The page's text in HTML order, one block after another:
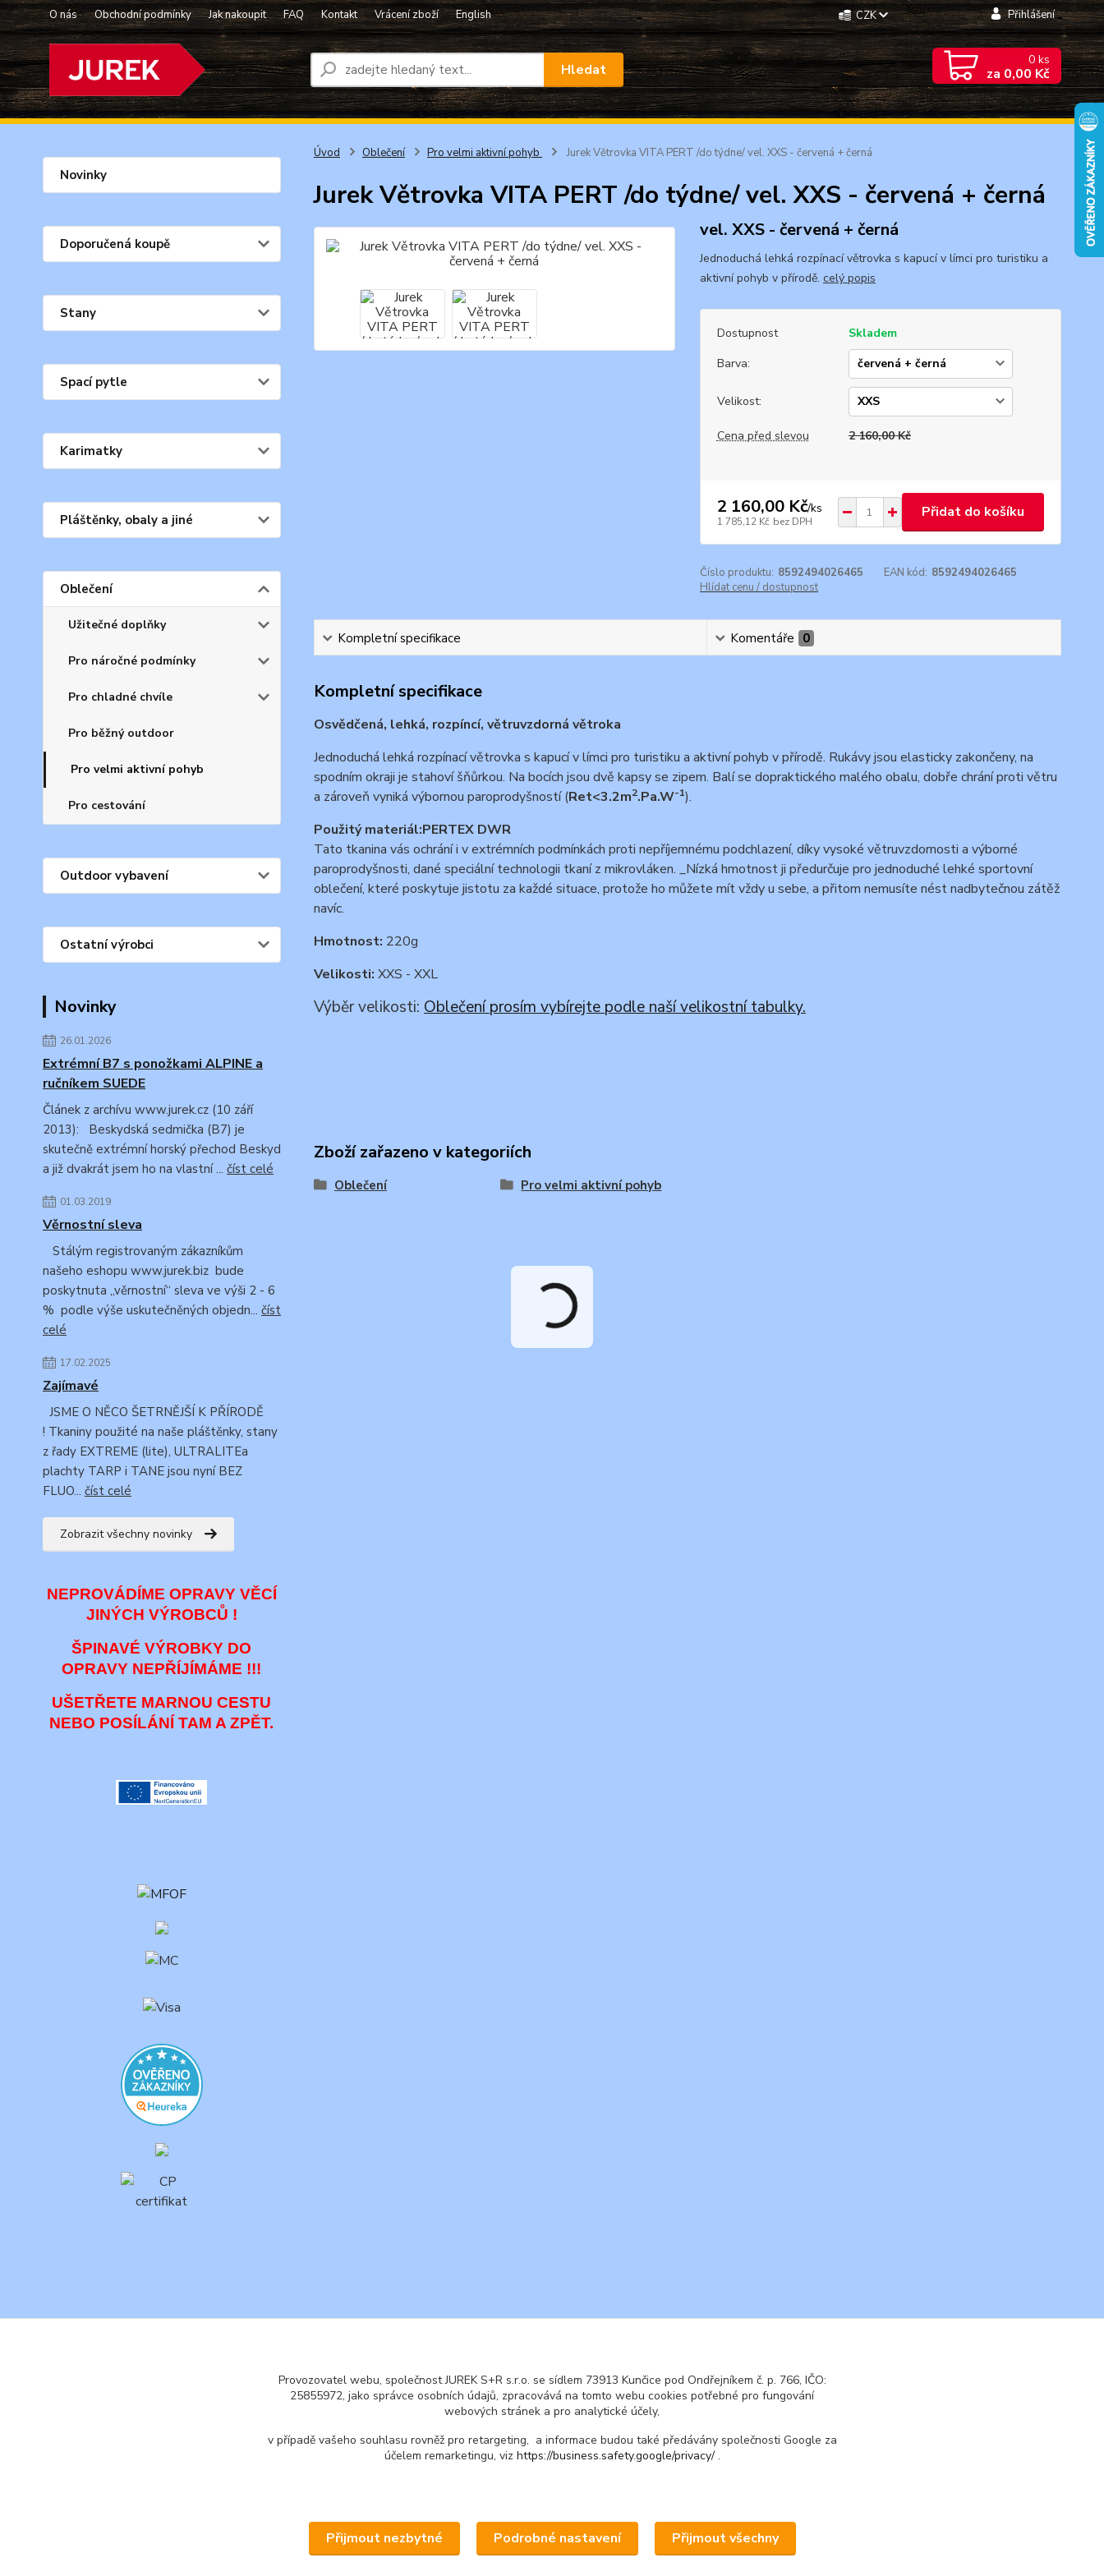
O nás Obchodní podmínky Jak nakoupit FAQ Kontakt Vrácení zboží English CZK Přihlášení
Hledat
0 ks
za 0,00 Kč
Novinky
Doporučená koupě
Stany
Spací pytle
Karimatky
Pláštěnky, obaly a jiné
Oblečení
Užitečné doplňky
Pro náročné podmínky
Pro chladné chvíle
Pro běžný outdoor
Pro velmi aktivní pohyb
Pro cestování
Outdoor vybavení
Ostatní výrobci
Novinky
26.01.2026
Extrémní B7 s ponožkami ALPINE a
ručníkem SUEDE
Článek z archívu www.jurek.cz (10 září
2013): Beskydská sedmička (B7) je
skutečně extrémní horský přechod Beskyd
a již dvakrát jsem ho na vlastní ... číst celé
01.03.2019
Věrnostní sleva
Stálým registrovaným zákazníkům
našeho eshopu www.jurek.biz bude
poskytnuta „věrnostní“ sleva ve výši 2 - 6
% podle výše uskutečněných objedn... číst
celé
17.02.2025
Zajímavé
JSME O NĚCO ŠETRNĚJŠÍ K PŘÍRODĚ
! Tkaniny použité na naše pláštěnky, stany
z řady EXTREME (lite), ULTRALITEa
plachty TARP i TANE jsou nyní BEZ
FLUO... číst celé
Zobrazit všechny novinky
NEPROVÁDÍME OPRAVY VĚCÍ
JINÝCH VÝROBCŮ !
ŠPINAVÉ VÝROBKY DO
OPRAVY NEPŘÍJÍMÁME !!!
UŠETŘETE MARNOU CESTU
NEBO POSÍLÁNÍ TAM A ZPĚT.
Úvod Oblečení Pro velmi aktivní pohyb Jurek Větrovka VITA PERT /do týdne/ vel. XXS - červená + černá
Jurek Větrovka VITA PERT /do týdne/ vel. XXS - červená + černá
vel. XXS - červená + černá
Jednoduchá lehká rozpínací větrovka s kapucí v límci pro turistiku a
aktivní pohyb v přírodě. celý popis
Dostupnost
Skladem
Barva:
Velikost:
Cena před slevou 2 160,00 Kč
2 160,00 Kč/ks
1 785,12 Kč bez DPH
Přidat do košíku
Číslo produktu: 8592494026465 EAN kód: 8592494026465
Hlídat cenu / dostupnost
Kompletní specifikace Komentáře 0
Kompletní specifikace
Osvědčená, lehká, rozpíncí, větruvzdorná větroka
Jednoduchá lehká rozpínací větrovka s kapucí v límci pro turistiku a aktivní pohyb v přírodě. Rukávy jsou elasticky zakončeny, na
spodním okraji je stahoví šňůrkou. Na bocích jsou dvě kapsy se zipem. Balí se dopraktického malého obalu, dobře chrání proti větru
a zároveň vyniká výbornou paroprodyšností (Ret<3.2m2.Pa.W-1).
Použitý materiál:PERTEX DWR
Tato tkanina vás ochrání i v extrémních podmínkách proti nepříjemnému podchlazení, díky vysoké větruvzdornosti a výborné
paroprodyšnosti, dané speciální technologii tkaní z mikrovláken. _Nízká hmotnost ji předurčuje pro jednoduché lehké sportovní
oblečení, které poskytuje jistotu za každé situace, protože ho můžete mít vždy u sebe, a přitom nemusíte nést nadbytečnou zátěž
navíc.
Hmotnost: 220g
Velikosti: XXS - XXL
Výběr velikosti: Oblečení prosím vybírejte podle naší velikostní tabulky.
Zboží zařazeno v kategoriích
Oblečení Pro velmi aktivní pohyb
Provozovatel webu, společnost JUREK S+R s.r.o. se sídlem 73913 Kunčice pod Ondřejníkem č. p. 766, IČO:
25855972, jako správce osobních údajů, zpracovává na tomto webu cookies potřebné pro fungování
webových stránek a pro analytické účely,
v případě vašeho souhlasu rovněž pro retargeting, a informace budou také předávány společnosti Google za
účelem remarketingu, viz https://business.safety.google/privacy/.
Přijmout nezbytné Podrobné nastavení Přijmout všechny